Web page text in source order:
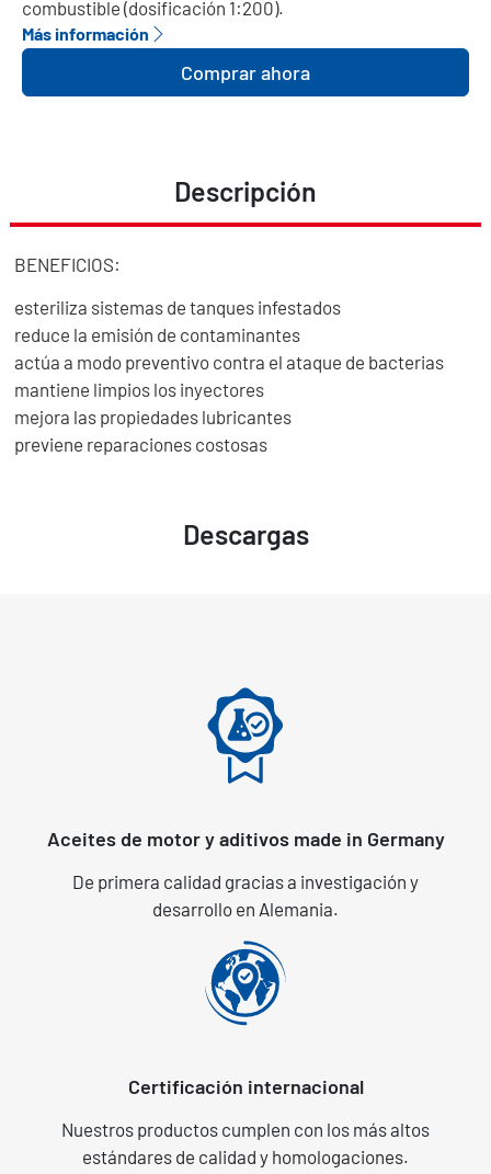
combustible (dosificación 1:200).
Más información
Comprar ahora
Descripción
Descargas
BENEFICIOS:
esteriliza sistemas de tanques infestados
reduce la emisión de contaminantes
actúa a modo preventivo contra el ataque de bacterias
mantiene limpios los inyectores
mejora las propiedades lubricantes
previene reparaciones costosas
Aceites de motor y aditivos made in Germany
De primera calidad gracias a investigación y
desarrollo en Alemania.
Certificación internacional
Nuestros productos cumplen con los más altos
estándares de calidad y homologaciones.